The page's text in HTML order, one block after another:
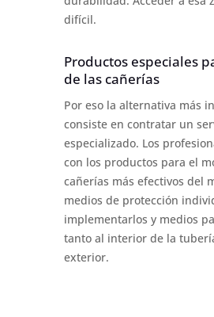
difícil.
Productos especiales
de las cañerías
Por eso la alternativa más
consiste en contratar un
especializado. Los
con los productos para el
cañerías más efectivos del
medios de protección
implementarlos y medios
tanto al interior de la
exterior.